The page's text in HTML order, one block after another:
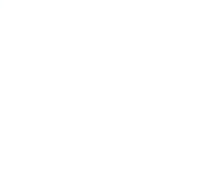
interpolation
interpolation